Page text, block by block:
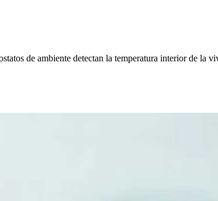
de ambiente detectan la temperatura interior de la